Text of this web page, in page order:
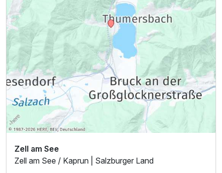
Zell am See
Zell am See / Kaprun | Salzburger Land